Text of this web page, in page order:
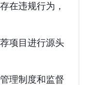
在违规行为，
项目进行源头
理制度和监督